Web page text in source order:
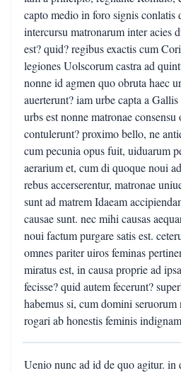
capto medio in foro signis conlatis
intercursu matronarum inter acies
est? quid? regibus exactis cum
legiones Uolscorum castra ad
nonne id agmen quo obruta haec
auerterunt? iam urbe capta a
urbs est nonne matronae
contulerunt? proximo bello, ne
cum pecunia opus fuit, uiduarum
aerarium et, cum di quoque noui
rebus accerserentur, matronae
sunt ad matrem Idaeam
causae sunt. nec mihi causas
noui factum purgare satis est.
omnes pariter uiros feminas
miratus est, in causa proprie ad
fecisse? quid autem fecerunt?
habemus si, cum domini
rogari ab honestis feminis
Uenio nunc ad id de quo agitur. in